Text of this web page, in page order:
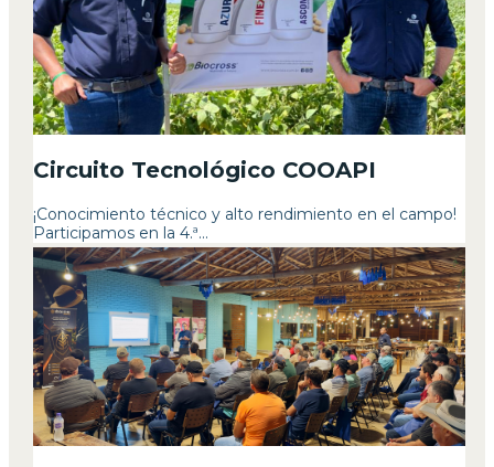
Circuito Tecnológico COOAPI
¡Conocimiento técnico y alto rendimiento en el campo!
Participamos en la 4.ª...